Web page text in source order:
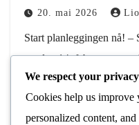
20. mai 2026
Start planleggingen nå! –
søndag 14. februar som
planleggingen med
Hele 60-65 prosent av
We respect your privacy
Cookies help us improve
personalized content,